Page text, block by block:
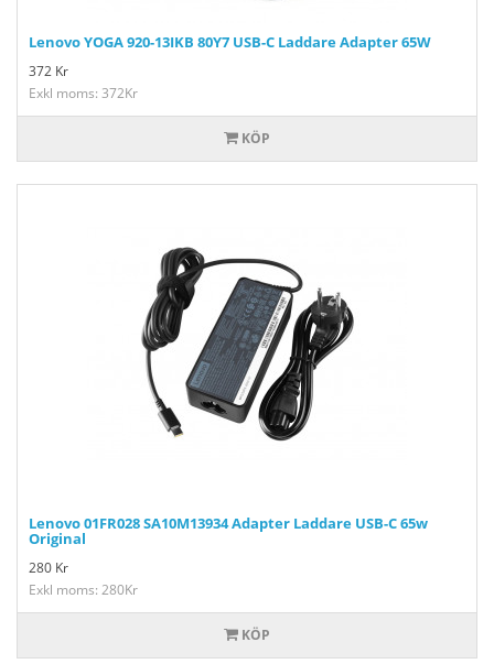
Lenovo YOGA 920-13IKB 80Y7 USB-C Laddare Adapter 65W
372 Kr
Exkl moms: 372Kr
KÖP
Lenovo 01FR028 SA10M13934 Adapter Laddare USB-C 65w
Original
280 Kr
Exkl moms: 280Kr
KÖP